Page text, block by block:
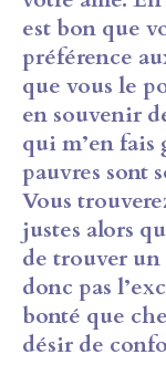
est bon que
préférence
que vous le
en souvenir
qui m’en fais
pauvres sont
Vous
justes alors
de trouver un
donc pas
bonté que
désir de